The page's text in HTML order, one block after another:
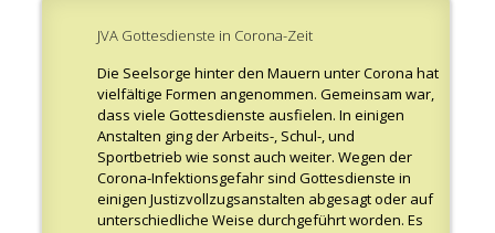
JVA Gottesdienste in Corona-Zeit
Die Seelsorge hinter den Mauern unter Corona hat
vielfältige Formen angenommen. Gemeinsam war,
dass viele Gottesdienste ausfielen. In einigen
Anstalten ging der Arbeits-, Schul-, und
Sportbetrieb wie sonst auch weiter. Wegen der
Corona-Infektionsgefahr sind Gottesdienste in
einigen Justizvollzugsanstalten abgesagt oder auf
unterschiedliche Weise durchgeführt worden. Es